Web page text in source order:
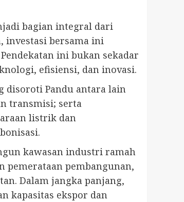
bagian integral dari
investasi bersama ini
ini bukan sekadar
efisiensi, dan inovasi.
disoroti Pandu antara lain
transmisi; serta
listrik dan
kawasan industri ramah
pemerataan pembangunan,
Dalam jangka panjang,
kapasitas ekspor dan